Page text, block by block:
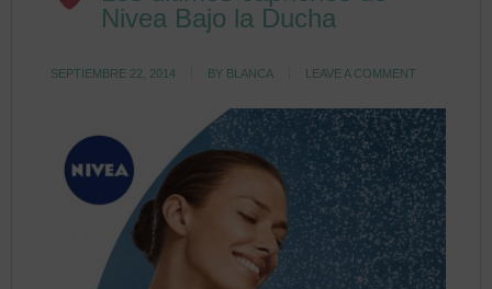
Nivea Bajo la Ducha
SEPTIEMBRE 22, 2014 BY BLANCA LEAVE A COMMENT